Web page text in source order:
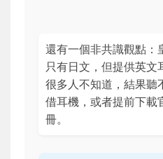
還有一個非共識觀點：
只有日文，但提供英文
很多人不知道，結果聽
借耳機，或者提前下載
冊。